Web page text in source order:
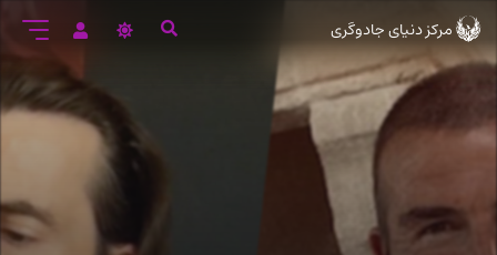
ورود
به
مرکز دنیای جادوگری